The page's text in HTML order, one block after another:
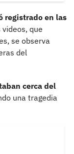
registrado en las
videos, que
se observa
del
cerca del
una tragedia